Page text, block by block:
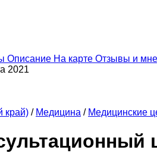
Описание На карте Отзывы и
2021
край) / Медицина / Медицинские